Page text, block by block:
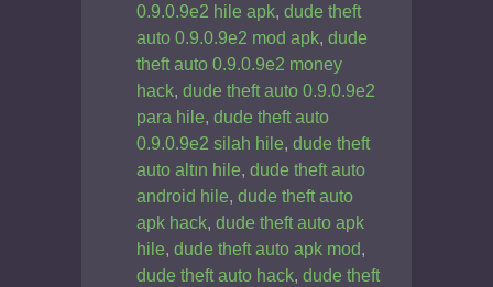
0.9.0.9e2 hile apk, dude theft
auto 0.9.0.9e2 mod apk, dude
theft auto 0.9.0.9e2 money
hack, dude theft auto 0.9.0.9e2
para hile, dude theft auto
0.9.0.9e2 silah hile, dude theft
auto altın hile, dude theft auto
android hile, dude theft auto
apk hack, dude theft auto apk
hile, dude theft auto apk mod,
dude theft auto hack, dude theft